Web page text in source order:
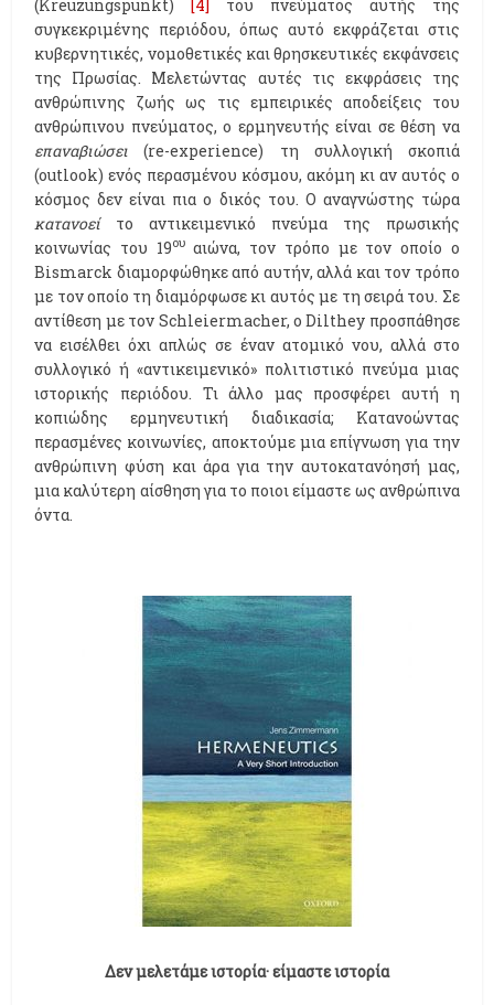
(Kreuzungspunkt)[4] του πνεύματος αυτής της
συγκεκριμένης περιόδου, όπως αυτό εκφράζεται στις
κυβερνητικές, νομοθετικές και θρησκευτικές εκφάνσεις
της Πρωσίας. Μελετώντας αυτές τις εκφράσεις της
ανθρώπινης ζωής ως τις εμπειρικές αποδείξεις του
ανθρώπινου πνεύματος, ο ερμηνευτής είναι σε θέση να
επαναβιώσει (re-experience) τη συλλογική σκοπιά
(outlook) ενός περασμένου κόσμου, ακόμη κι αν αυτός ο
κόσμος δεν είναι πια ο δικός του. Ο αναγνώστης τώρα
κατανοείτο αντικειμενικό πνεύμα της πρωσικής
κοινωνίας του 19ουαιώνα, τον τρόπο με τον οποίο ο
Bismarck διαμορφώθηκε από αυτήν, αλλά και τον τρόπο
με τον οποίο τη διαμόρφωσε κι αυτός με τη σειρά του. Σε
αντίθεση με τον Schleiermacher, ο Dilthey προσπάθησε
να εισέλθει όχι απλώς σε έναν ατομικό νου, αλλά στο
συλλογικό ή «αντικειμενικό» πολιτιστικό πνεύμα μιας
ιστορικής περιόδου. Τι άλλο μας προσφέρει αυτή η
κοπιώδης ερμηνευτική διαδικασία; Κατανοώντας
περασμένες κοινωνίες, αποκτούμε μια επίγνωση για την
ανθρώπινη φύση και άρα για την αυτοκατανόησή μας,
μια καλύτερη αίσθηση για το ποιοι είμαστε ως ανθρώπινα
όντα.
Δεν μελετάμε ιστορία· είμαστε ιστορία